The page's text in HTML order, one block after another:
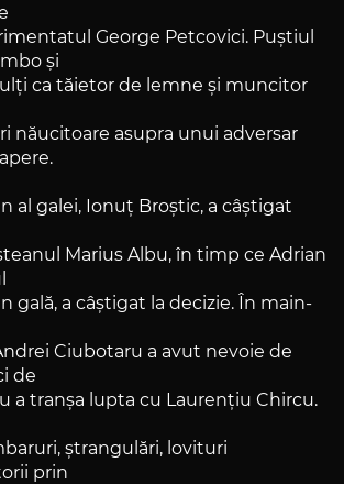
George Petcovici. Puștiul
și
ca tăietor de lemne și muncitor
năucitoare asupra unui adversar
al galei, Ionuț Broștic, a câștigat
Marius Albu, în timp ce Adrian
gală, a câștigat la decizie. În main-
Ciubotaru a avut nevoie de
de
a tranșa lupta cu Laurențiu Chircu.
ștrangulări, lovituri
prin